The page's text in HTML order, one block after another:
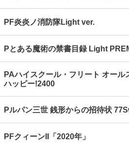
PF炎炎ノ消防隊Light ver.
Pとある魔術の禁書目録 Light
PAハイスクール・フリート オール
ハッピー!2400
Pルパン三世 銭形からの招待状
PFクィーンII「2020年」